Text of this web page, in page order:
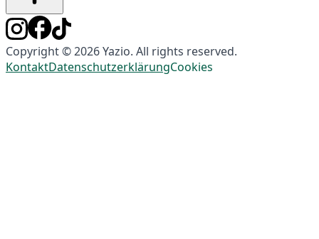
Copyright © 2026 Yazio. All rights reserved.
KontaktDatenschutzerklärungCookies